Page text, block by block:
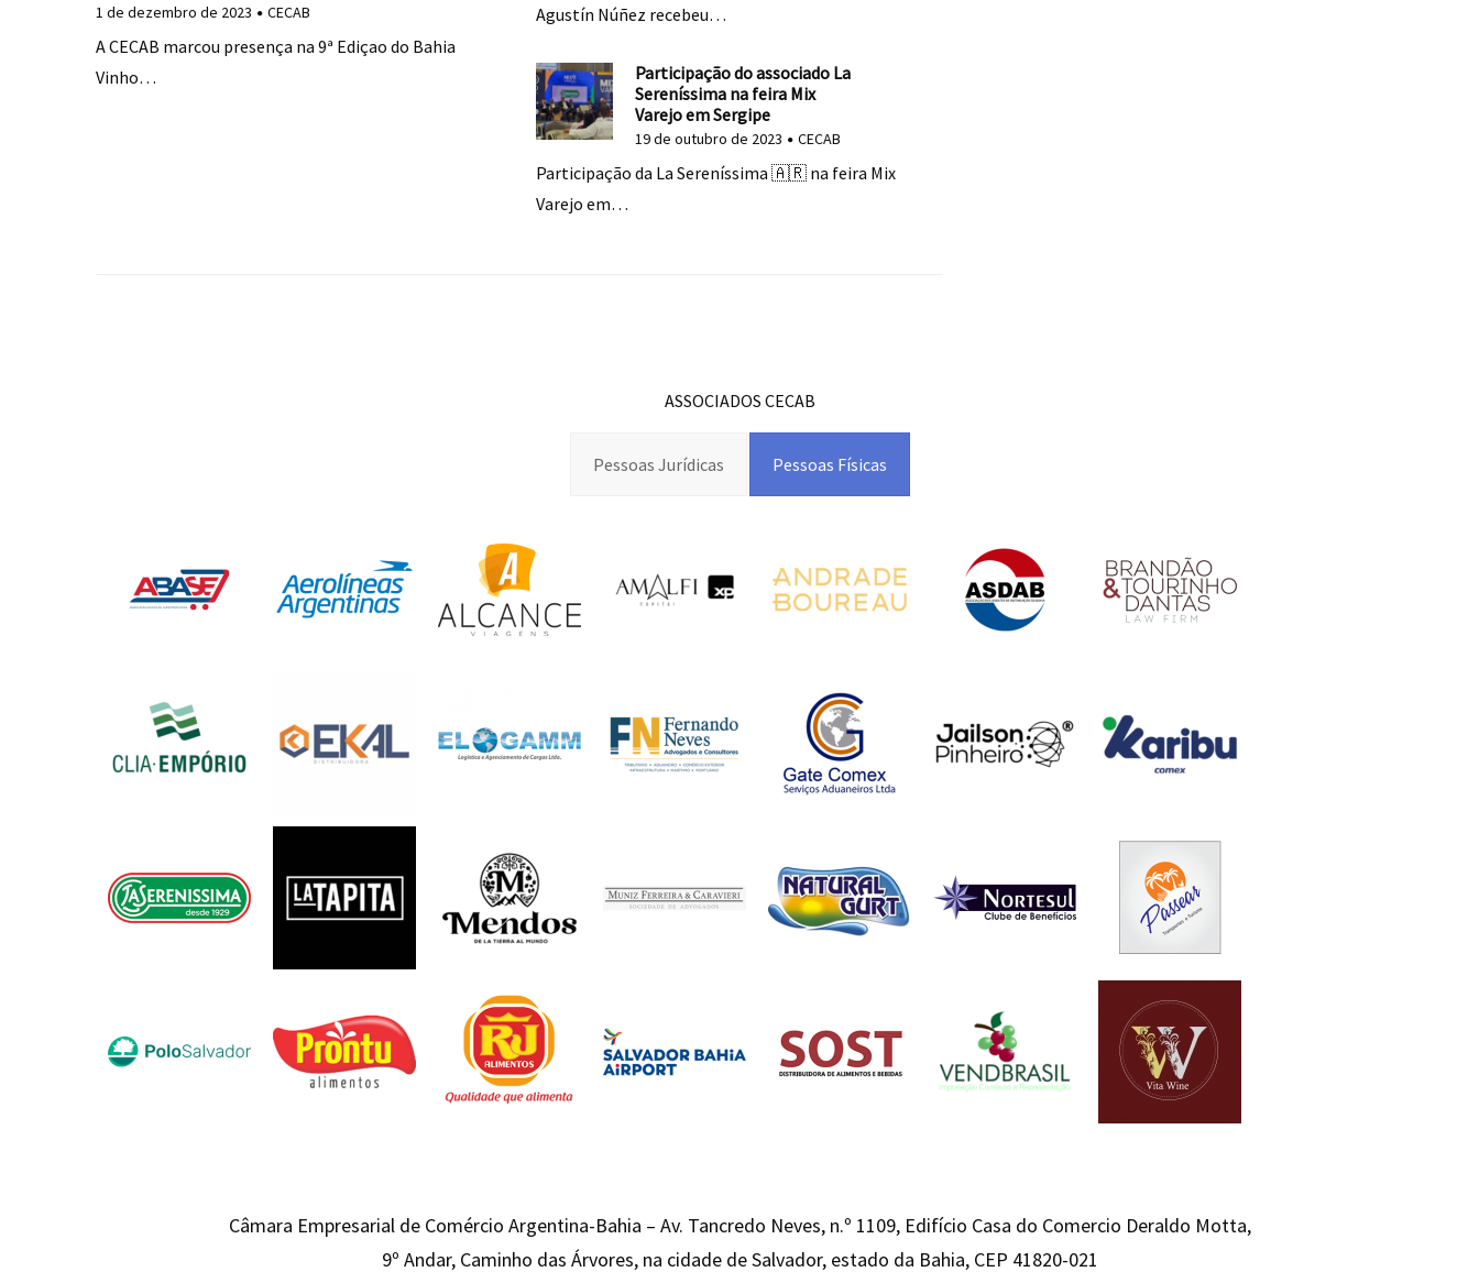
1 de dezembro de 2023 CECAB
A CECAB marcou presença na 9ª Ediçao do Bahia
Vinho…
Agustín Núñez recebeu…
Participação do associado La
Sereníssima na feira Mix
Varejo em Sergipe
19 de outubro de 2023 CECAB
Participação da La Sereníssima 🇦🇷 na feira Mix
Varejo em…
ASSOCIADOS CECAB
Pessoas Jurídicas Pessoas Físicas
Câmara Empresarial de Comércio Argentina-Bahia – Av. Tancredo Neves, n.º 1109, Edifício Casa do Comercio Deraldo Motta,
9º Andar, Caminho das Árvores, na cidade de Salvador, estado da Bahia, CEP 41820-021